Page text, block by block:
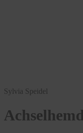
Sylvia Speidel